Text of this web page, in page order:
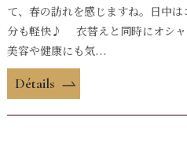
て、春の訪れを感じますね。日中
分も軽快♪ 衣替えと同時にオシャ
美容や健康にも気...
Détails